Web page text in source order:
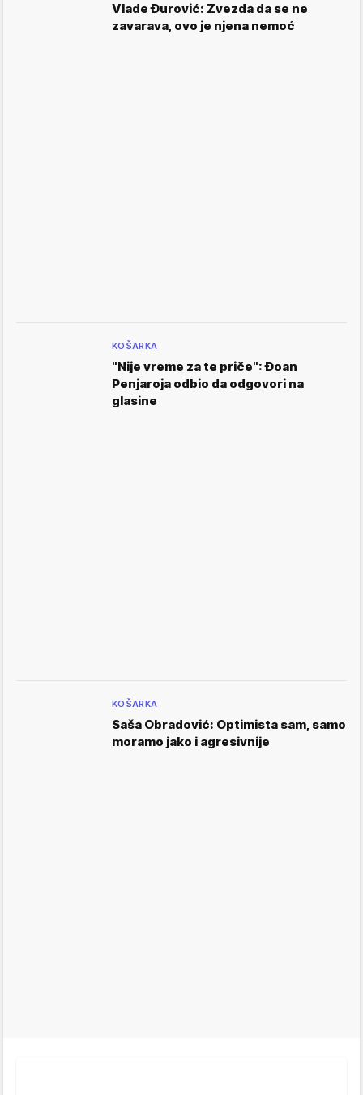
Vlade Đurović: Zvezda da se ne
zavarava, ovo je njena nemoć
KOŠARKA
"Nije vreme za te priče": Đoan
Penjaroja odbio da odgovori na
glasine
KOŠARKA
Saša Obradović: Optimista sam, samo
moramo jako i agresivnije